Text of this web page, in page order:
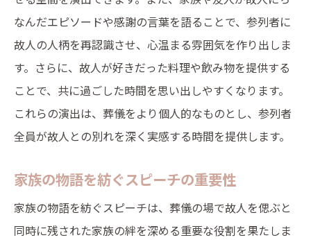
なんだエピソードや感謝の言葉を語ることで、参列者に
故人の人柄を再認識させ、心温まる雰囲気を作り出しま
す。さらに、故人が好きだった料理や飲み物を提供する
ことで、共に過ごした時間を思い出しやすくなります。
これらの演出は、葬儀をより個人的なものとし、参列者
全員が故人との別れを深く実感する時間を提供します。
家族の物語を紡ぐスピーチの重要性
家族の物語を紡ぐスピーチは、葬儀の場で故人を偲ぶと
同時に残された家族の絆を深める重要な役割を果たしま